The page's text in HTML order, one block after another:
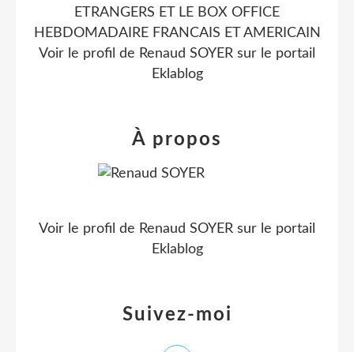
ETRANGERS ET LE BOX OFFICE
HEBDOMADAIRE FRANCAIS ET AMERICAIN
Voir le profil de Renaud SOYER sur le portail
Eklablog
Suivez-moi
À propos
Voir le profil de Renaud SOYER sur le portail
Eklablog